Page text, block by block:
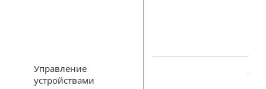
Управление
устройствами